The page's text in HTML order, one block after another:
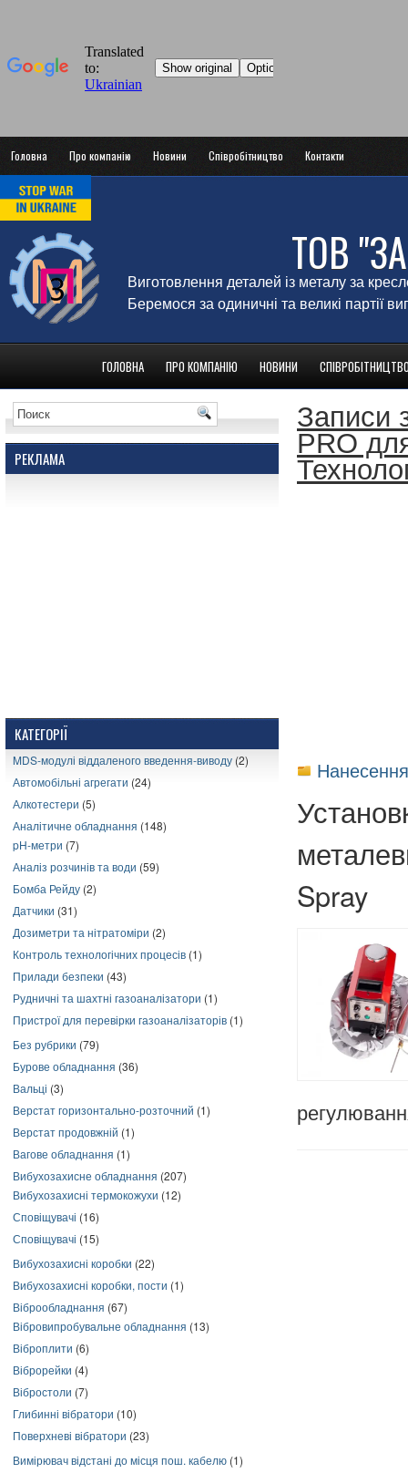
Головна Про компанію Новини Співробітництво Контакти
ТОВ
Виготовлення деталей із металу за
Беремося за одиничні та великі партії
ГОЛОВНА ПРО КОМПАНІЮ НОВИНИ
РЕКЛАМА
КАТЕГОРІЇ
MDS-модулі віддаленого введення-виводу (2)
Автомобільні агрегати (24)
Алкотестери (5)
Аналітичне обладнання (148)
pH-метри (7)
Аналіз розчинів та води (59)
Бомба Рейду (2)
Датчики (31)
Дозиметри та нітратоміри (2)
Контроль технологічних процесів (1)
Прилади безпеки (43)
Рудничні та шахтні газоаналізатори (1)
Пристрої для перевірки газоаналізаторів (1)
Без рубрики (79)
Бурове обладнання (36)
Вальці (3)
Верстат горизонтально-розточний (1)
Верстат продовжній (1)
Вагове обладнання (1)
Вибухозахисне обладнання (207)
Вибухозахисні термокожухи (12)
Сповіщувачі (16)
Сповіщувачі (15)
Вибухозахисні коробки (22)
Вибухозахисні коробки, пости (1)
Віброобладнання (67)
Вібровипробувальне обладнання (13)
Віброплити (6)
Віброрейки (4)
Вібростоли (7)
Глибинні вібратори (10)
Поверхневі вібратори (23)
Вимірювач відстані до місця пош. кабелю (1)
Записи
PRO
Spray